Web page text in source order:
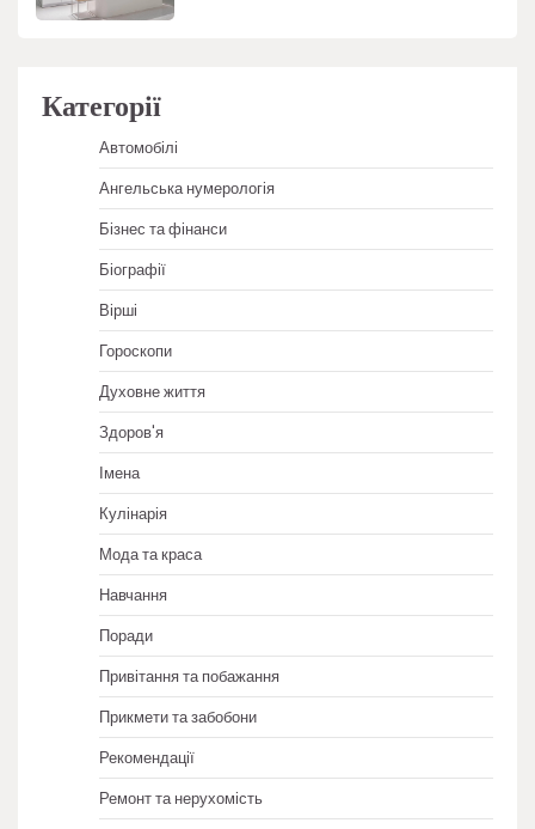
Категорії
Автомобілі
Ангельська нумерологія
Бізнес та фінанси
Біографії
Вірші
Гороскопи
Духовне життя
Здоров'я
Імена
Кулінарія
Мода та краса
Навчання
Поради
Привітання та побажання
Прикмети та забобони
Рекомендації
Ремонт та нерухомість